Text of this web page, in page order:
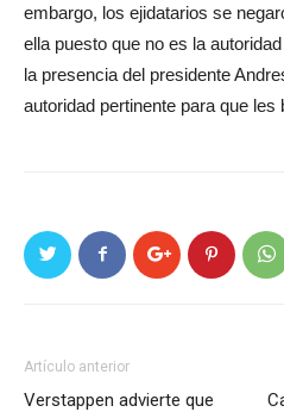
embargo, los ejidatarios se
ella puesto que no es la
la presencia del presidente
autoridad pertinente para que les
Artículo anterior
Verstappen advierte que